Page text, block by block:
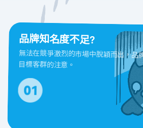
品牌知名度不足?
無法在競爭激烈的市場中脫穎而出，品
目標客群的注意。